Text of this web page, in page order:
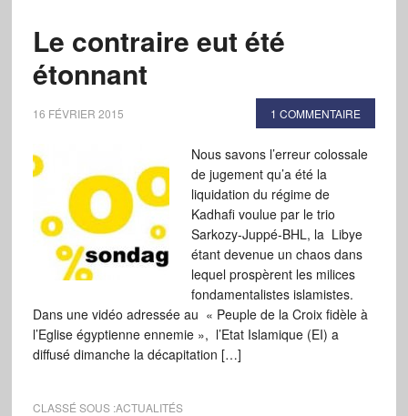
Le contraire eut été
étonnant
16 FÉVRIER 2015 1 COMMENTAIRE
Nous savons l’erreur colossale
de jugement qu’a été la
liquidation du régime de
Kadhafi voulue par le trio
Sarkozy-Juppé-BHL, la Libye
étant devenue un chaos dans
lequel prospèrent les milices
fondamentalistes islamistes.
Dans une vidéo adressée au « Peuple de la Croix fidèle à
l’Eglise égyptienne ennemie », l’Etat Islamique (EI) a
diffusé dimanche la décapitation […]
CLASSÉ SOUS :ACTUALITÉS